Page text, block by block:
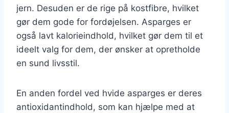
jern. Desuden er de rige på kostfibre, hvilket
gør dem gode for fordøjelsen. Asparges er
også lavt kalorieindhold, hvilket gør dem til et
ideelt valg for dem, der ønsker at opretholde
en sund livsstil.
En anden fordel ved hvide asparges er deres
antioxidantindhold, som kan hjælpe med at